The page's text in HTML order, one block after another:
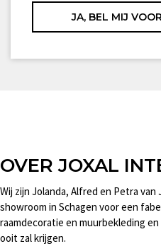
OVER JOXAL
Wij zijn Jolanda, Alfred en Petra van
showroom in Schagen voor een
raamdecoratie en muurbekleding
ooit zal krijgen.